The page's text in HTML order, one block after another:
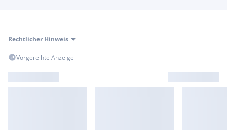
Rechtlicher Hinweis
Vorgereihte Anzeige